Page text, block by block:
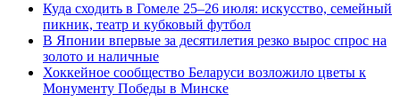
Куда сходить в Гомеле 25–26 июля: искусство, семейный
пикник, театр и кубковый футбол
В Японии впервые за десятилетия резко вырос спрос на
золото и наличные
Хоккейное сообщество Беларуси возложило цветы к
Монументу Победы в Минске